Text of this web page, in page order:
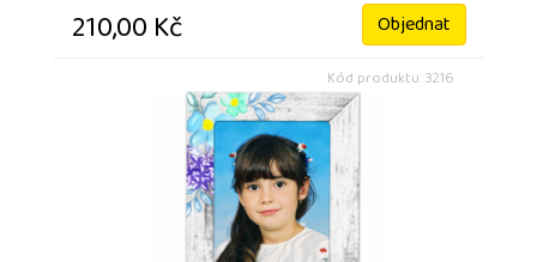
210,00 Kč Objednat
Kód produktu: 3216